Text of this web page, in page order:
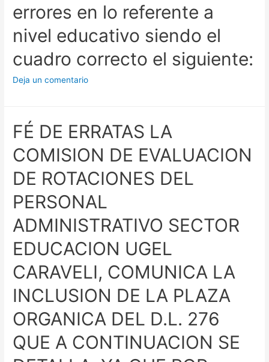
errores en lo referente a
nivel educativo siendo el
cuadro correcto el siguiente:
Deja un comentario
FÉ DE ERRATAS LA
COMISION DE EVALUACION
DE ROTACIONES DEL
PERSONAL
ADMINISTRATIVO SECTOR
EDUCACION UGEL
CARAVELI, COMUNICA LA
INCLUSION DE LA PLAZA
ORGANICA DEL D.L. 276
QUE A CONTINUACION SE